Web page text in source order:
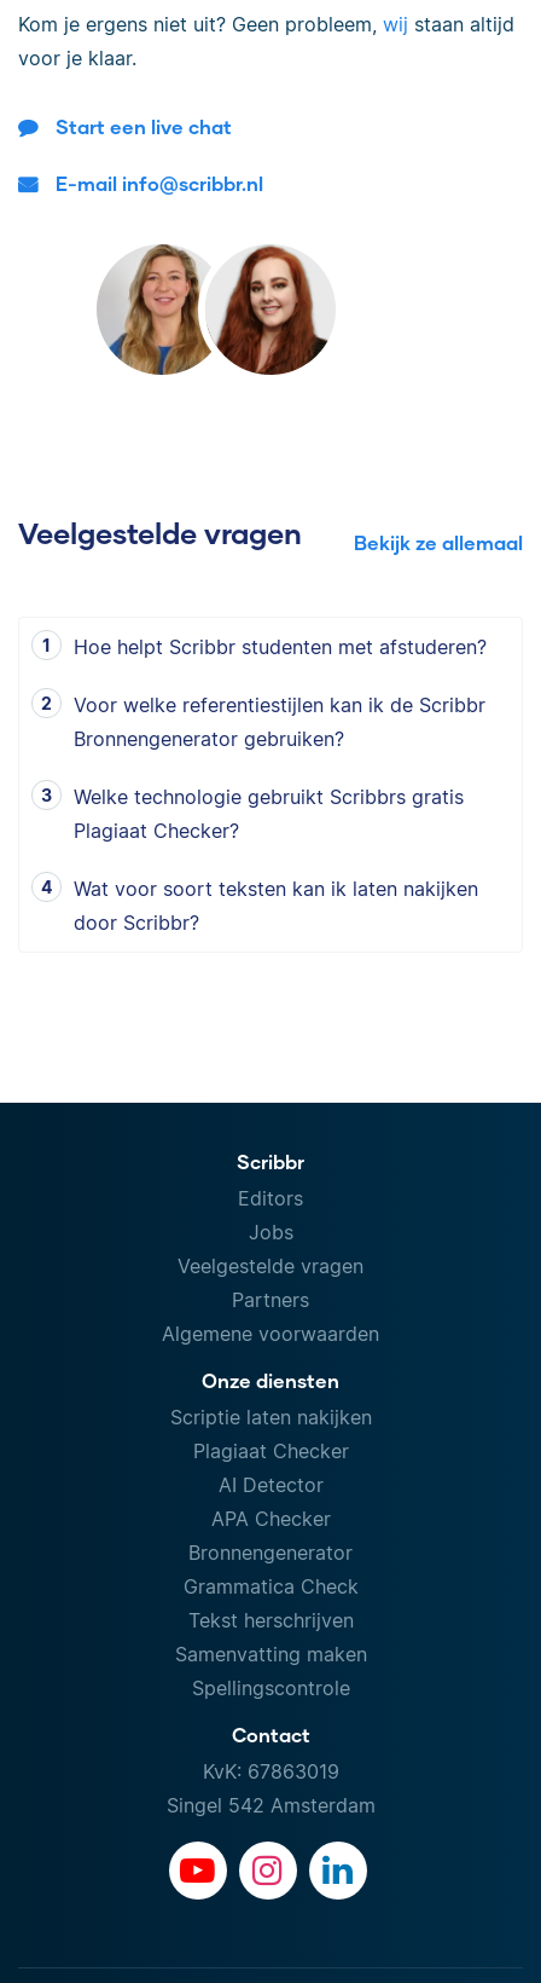
Kom je ergens niet uit? Geen probleem, wij staan altijd
voor je klaar.
Start een live chat
E-mail info@scribbr.nl
Veelgestelde vragen Bekijk ze allemaal
Hoe helpt Scribbr studenten met afstuderen?
Voor welke referentiestijlen kan ik de Scribbr
Bronnengenerator gebruiken?
Welke technologie gebruikt Scribbrs gratis
Plagiaat Checker?
Wat voor soort teksten kan ik laten nakijken
door Scribbr?
Scribbr
Editors
Jobs
Veelgestelde vragen
Partners
Algemene voorwaarden
Onze diensten
Scriptie laten nakijken
Plagiaat Checker
AI Detector
APA Checker
Bronnengenerator
Grammatica Check
Tekst herschrijven
Samenvatting maken
Spellingscontrole
Contact
KvK: 67863019
Singel 542 Amsterdam